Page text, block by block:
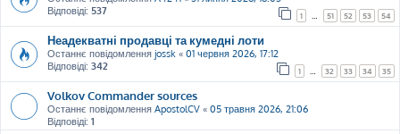
Відповіді: 537 1 51 52 53 54
Неадекватні продавці та кумедні лоти
Останнє повідомлення jossk « 01 червня 2026, 17:12
Відповіді: 342 1 32 33 34 35
Volkov Commander sources
Останнє повідомлення ApostolCV « 05 травня 2026, 21:06
Відповіді: 1